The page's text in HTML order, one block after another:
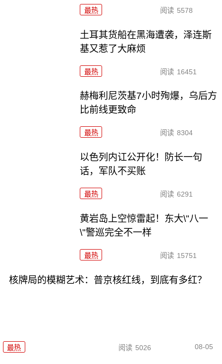
最热 阅读 5578
土耳其货船在黑海遭袭，泽连斯
基又惹了大麻烦
最热 阅读 16451
赫梅利尼茨基7小时殉爆，乌后方
比前线更致命
最热 阅读 8304
以色列内讧公开化！防长一句
话，军队不买账
最热 阅读 6291
黄岩岛上空惊雷起！东大\"八一
\"警巡完全不一样
最热 阅读 15751
核牌局的模糊艺术：普京核红线，到底有多红？
最热 阅读 5026 08-05